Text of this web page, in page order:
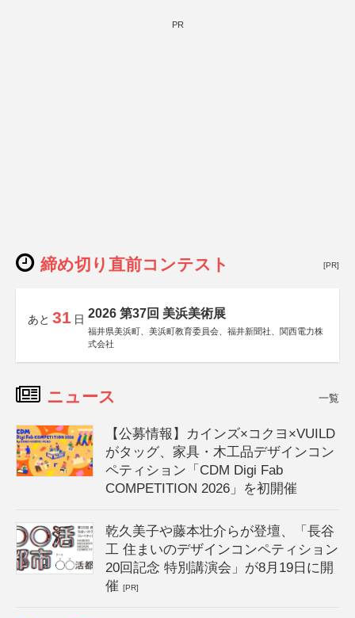
PR
締め切り直前コンテスト [PR]
あと 31 日 2026 第37回 美浜美術展
福井県美浜町、美浜町教育委員会、福井新聞社、関西電力株
式会社
ニュース 一覧
【公募情報】カインズ×コクヨ×VUILD
がタッグ、家具・木工品デザインコン
ペティション「CDM Digi Fab
COMPETITION 2026」を初開催
乾久美子や藤本壮介らが登壇、「長谷
工 住まいのデザインコンペティション
20回記念 特別講演会」が8月19日に開
催[PR]